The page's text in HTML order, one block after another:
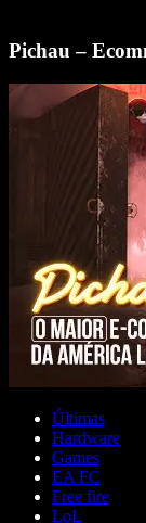
Pichau –
Últimas
Hardware
Games
EA FC
Free fire
LoL